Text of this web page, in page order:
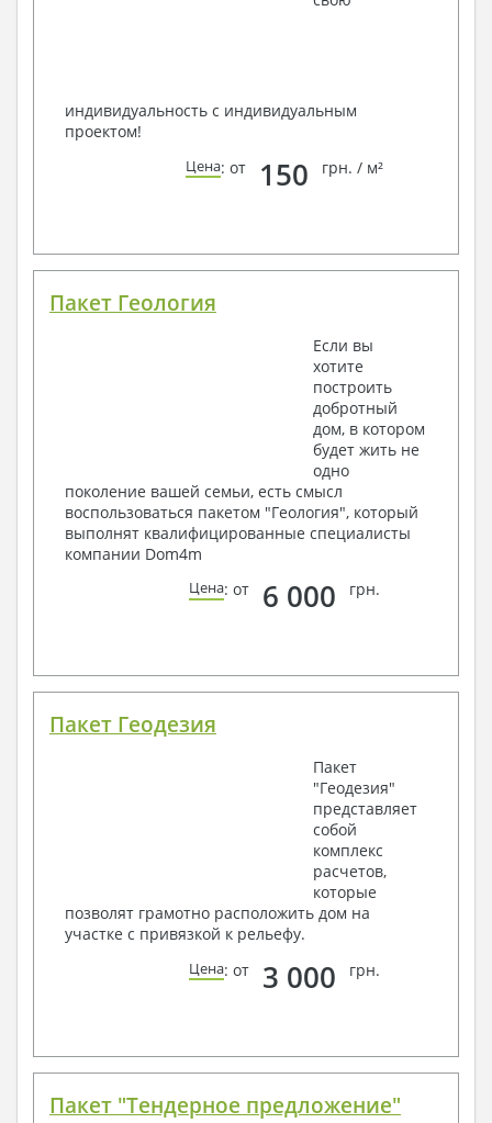
индивидуальность с индивидуальным
проектом!
Цена: от 150 грн. / м²
Пакет Геология
Если вы
хотите
построить
добротный
дом, в котором
будет жить не
одно
поколение вашей семьи, есть смысл
воспользоваться пакетом "Геология", который
выполнят квалифицированные специалисты
компании Dom4m
Цена: от 6 000 грн.
Пакет Геодезия
Пакет
"Геодезия"
представляет
собой
комплекс
расчетов,
которые
позволят грамотно расположить дом на
участке с привязкой к рельефу.
Цена: от 3 000 грн.
Пакет "Тендерное предложение"